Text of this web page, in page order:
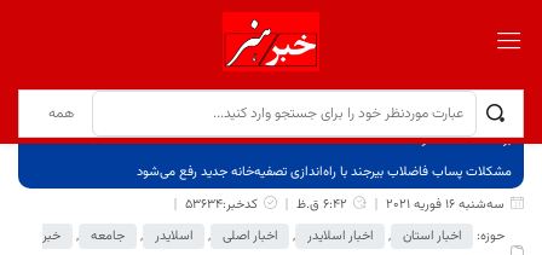
برگ نخست
نوشته‌ها
مشکلات پساب فاضلاب بیرجند با راه‌اندازی تصفیه‌خانه جدید رفع می‌شود
سه‌شنبه 16 فوریه 2021
6:42 ق.ظ
کدخبر:53634
حوزه:
اخبار استان , اخبار اسلایدر , اخبار اصلی , اسلایدر , جامعه ,
خبر